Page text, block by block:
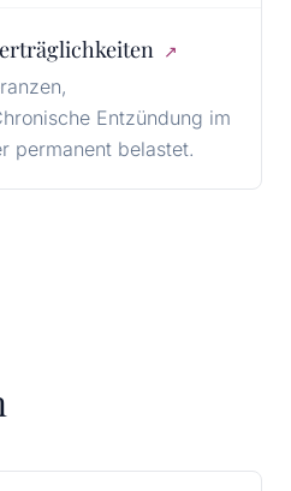
↗
Entzündung im
permanent belastet.